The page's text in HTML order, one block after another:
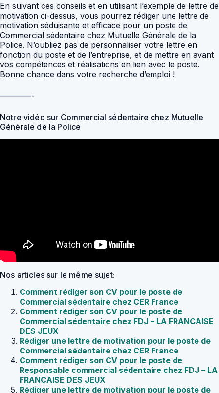
En suivant ces conseils et en utilisant l’exemple de lettre de
motivation ci-dessus, vous pourrez rédiger une lettre de
motivation séduisante et efficace pour un poste de
Commercial sédentaire chez Mutuelle Générale de la
Police. N’oubliez pas de personnaliser votre lettre en
fonction du poste et de l’entreprise, et de mettre en avant
vos compétences et réalisations en lien avec le poste.
Bonne chance dans votre recherche d’emploi !
————-
Notre vidéo sur Commercial sédentaire chez Mutuelle
Générale de la Police
Nos articles sur le même sujet:
Comment rédiger son CV pour le poste de
Commercial sédentaire chez CER France
Comment rédiger son CV pour le poste de
Commercial sédentaire chez FDJ – LA FRANCAISE
DES JEUX
Rédiger une lettre de motivation pour le poste de
Commercial sédentaire chez CER France
Comment rédiger son CV pour le poste de
Responsable commercial sédentaire chez FDJ – LA
FRANCAISE DES JEUX
Rédiger une lettre de motivation pour le poste de